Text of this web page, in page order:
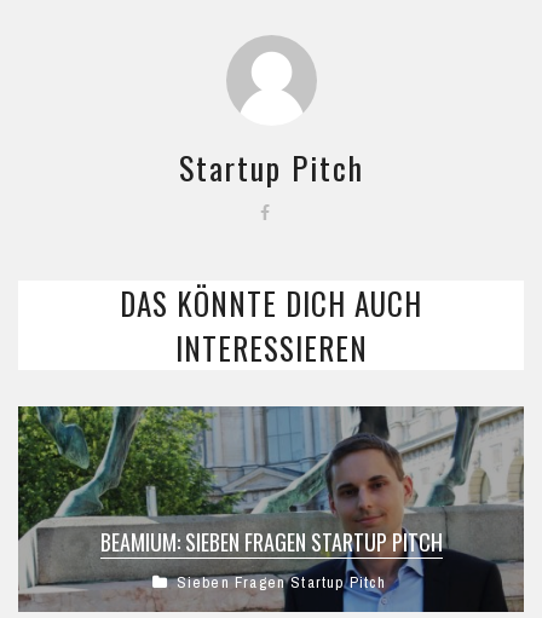
Startup Pitch
DAS KÖNNTE DICH AUCH
INTERESSIEREN
BEAMIUM: SIEBEN FRAGEN STARTUP PITCH
Sieben Fragen Startup Pitch